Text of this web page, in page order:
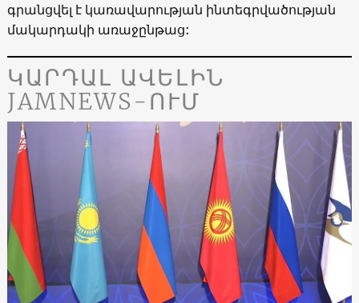
գրանցվել է կառավարության ինտեգրվածության
մակարդակի առաջընթաց:
ԿԱՐԴԱԼ ԱՎԵԼԻՆ
JAMNEWS-ՈՒՄ